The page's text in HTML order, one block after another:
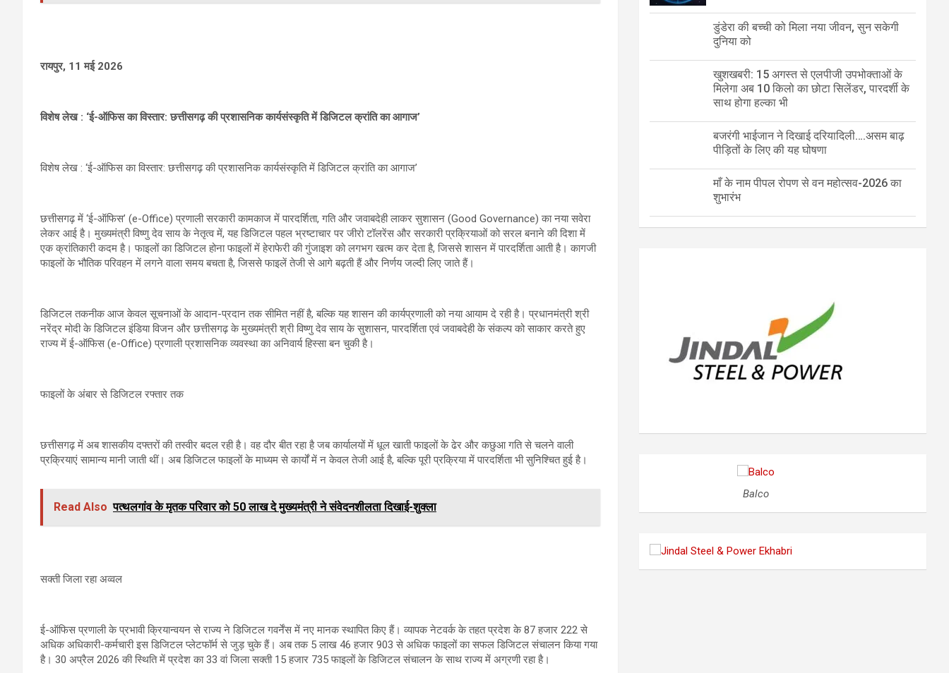
रायपुर, 11 मई 2026
विशेष लेख : ‘ई-ऑफिस का विस्तार: छत्तीसगढ़ की प्रशासनिक कार्यसंस्कृति में डिजिटल क्रांति का आगाज’
विशेष लेख : ‘ई-ऑफिस का विस्तार: छत्तीसगढ़ की प्रशासनिक कार्यसंस्कृति में डिजिटल क्रांति का आगाज’
छत्तीसगढ़ में ‘ई-ऑफिस’ (e-Office) प्रणाली सरकारी कामकाज में पारदर्शिता, गति और जवाबदेही लाकर सुशासन (Good Governance) का नया सवेरा
लेकर आई है। मुख्यमंत्री विष्णु देव साय के नेतृत्व में, यह डिजिटल पहल भ्रष्टाचार पर जीरो टॉलरेंस और सरकारी प्रक्रियाओं को सरल बनाने की दिशा में
एक क्रांतिकारी कदम है। फाइलों का डिजिटल होना फाइलों में हेराफेरी की गुंजाइश को लगभग खत्म कर देता है, जिससे शासन में पारदर्शिता आती है। कागजी
फाइलों के भौतिक परिवहन में लगने वाला समय बचता है, जिससे फाइलें तेजी से आगे बढ़ती हैं और निर्णय जल्दी लिए जाते हैं।
डिजिटल तकनीक आज केवल सूचनाओं के आदान-प्रदान तक सीमित नहीं है, बल्कि यह शासन की कार्यप्रणाली को नया आयाम दे रही है। प्रधानमंत्री श्री
नरेंद्र मोदी के डिजिटल इंडिया विजन और छत्तीसगढ़ के मुख्यमंत्री श्री विष्णु देव साय के सुशासन, पारदर्शिता एवं जवाबदेही के संकल्प को साकार करते हुए
राज्य में ई-ऑफिस (e-Office) प्रणाली प्रशासनिक व्यवस्था का अनिवार्य हिस्सा बन चुकी है।
फाइलों के अंबार से डिजिटल रफ्तार तक
छत्तीसगढ़ में अब शासकीय दफ्तरों की तस्वीर बदल रही है। वह दौर बीत रहा है जब कार्यालयों में धूल खाती फाइलों के ढेर और कछुआ गति से चलने वाली
प्रक्रियाएं सामान्य मानी जाती थीं। अब डिजिटल फाइलों के माध्यम से कार्यों में न केवल तेजी आई है, बल्कि पूरी प्रक्रिया में पारदर्शिता भी सुनिश्चित हुई है।
Read Also पत्थलगांव के मृतक परिवार को 50 लाख दे मुख्यमंत्री ने संवेदनशीलता दिखाई-शुक्ला
सक्ती जिला रहा अव्वल
ई-ऑफिस प्रणाली के प्रभावी क्रियान्वयन से राज्य ने डिजिटल गवर्नेंस में नए मानक स्थापित किए हैं। व्यापक नेटवर्क के तहत प्रदेश के 87 हजार 222 से
अधिक अधिकारी-कर्मचारी इस डिजिटल प्लेटफॉर्म से जुड़ चुके हैं। अब तक 5 लाख 46 हजार 903 से अधिक फाइलों का सफल डिजिटल संचालन किया गया
है। 30 अप्रैल 2026 की स्थिति में प्रदेश का 33 वां जिला सक्ती 15 हजार 735 फाइलों के डिजिटल संचालन के साथ राज्य में अग्रणी रहा है।
डुंडेरा की बच्ची को मिला नया जीवन, सुन सकेगी
दुनिया को
खुशखबरी: 15 अगस्त से एलपीजी उपभोक्ताओं के
मिलेगा अब 10 किलो का छोटा सिलेंडर, पारदर्शी के
साथ होगा हल्का भी
बजरंगी भाईजान ने दिखाई दरियादिली….असम बाढ़
पीड़ितों के लिए की यह घोषणा
माँ के नाम पीपल रोपण से वन महोत्सव-2026 का
शुभारंभ
Balco